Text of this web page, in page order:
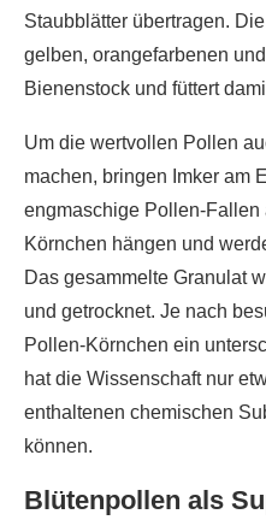
Staubblätter übertragen.
gelben, orangefarbenen
Bienenstock und füttert
Um die wertvollen Pollen
machen, bringen Imker am
engmaschige Pollen-
Körnchen hängen und
Das gesammelte Granulat
und getrocknet. Je nach
Pollen-Körnchen ein
hat die Wissenschaft nur
enthaltenen chemischen
können.
Blütenpollen als